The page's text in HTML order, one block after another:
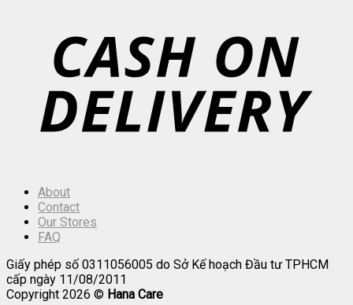
About
Contact
Our Stores
FAQ
Giấy phép số 0311056005 do Sở Kế hoạch Đầu tư TPHCM
cấp ngày 11/08/2011
Copyright 2026 © Hana Care